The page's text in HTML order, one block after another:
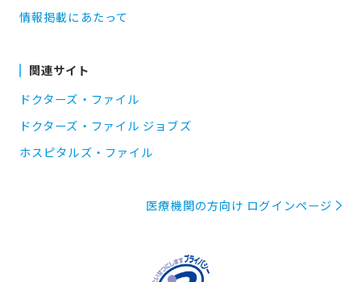
情報掲載にあたって
関連サイト
ドクターズ・ファイル
ドクターズ・ファイル ジョブズ
ホスピタルズ・ファイル
医療機関の方向け ログインページ